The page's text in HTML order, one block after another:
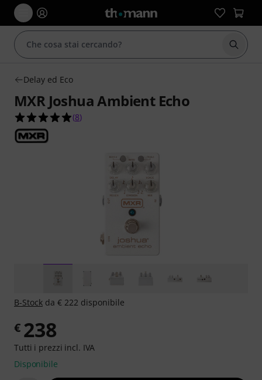
Delay ed Eco
MXR Joshua Ambient Echo
4.9 su 5 stelle su 8 valutazioni dei clienti
(8)
B-Stock da € 222 disponibile
€ 238
Tutti i prezzi incl. IVA
Disponibile